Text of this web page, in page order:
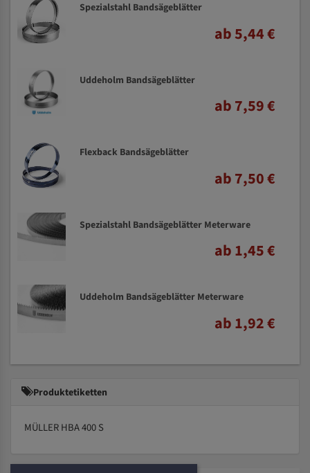
Spezialstahl Bandsägeblätter
ab 5,44 €
Uddeholm Bandsägeblätter
ab 7,59 €
Flexback Bandsägeblätter
ab 7,50 €
Spezialstahl Bandsägeblätter Meterware
ab 1,45 €
Uddeholm Bandsägeblätter Meterware
ab 1,92 €
Produktetiketten
MÜLLER HBA 400 S